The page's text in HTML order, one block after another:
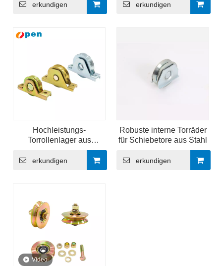
erkundigen erkundigen
Hochleistungs-
Torrollenlager aus
rostfreiem Stahl mit V-Nut
erkundigen
Robuste interne Torräder
für Schiebetore aus Stahl
erkundigen
Video